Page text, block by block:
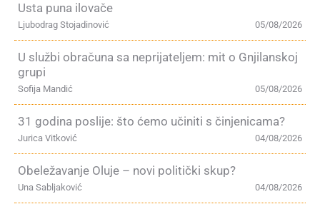
Usta puna ilovače
05/08/2026
Ljubodrag Stojadinović
U službi obračuna sa neprijateljem: mit o Gnjilanskoj
grupi
05/08/2026
Sofija Mandić
31 godina poslije: što ćemo učiniti s činjenicama?
04/08/2026
Jurica Vitković
Obeležavanje Oluje – novi politički skup?
04/08/2026
Una Sabljaković